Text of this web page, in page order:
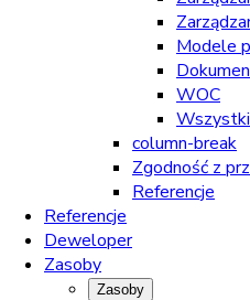
Modele
WOC
column-break
Zgodność z
Referencje
Referencje
Deweloper
Zasoby
Zasoby